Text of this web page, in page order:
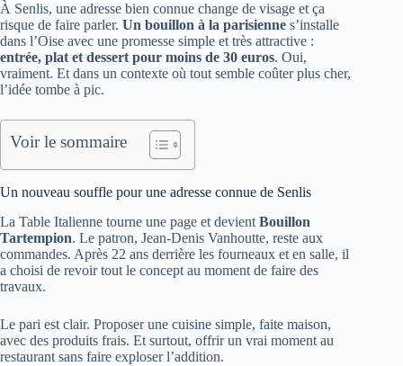
À Senlis, une adresse bien connue change de visage et ça
risque de faire parler. Un bouillon à la parisienne s’installe
dans l’Oise avec une promesse simple et très attractive :
entrée, plat et dessert pour moins de 30 euros. Oui,
vraiment. Et dans un contexte où tout semble coûter plus cher,
l’idée tombe à pic.
Voir le sommaire
Un nouveau souffle pour une adresse connue de Senlis
La Table Italienne tourne une page et devient Bouillon
Tartempion. Le patron, Jean-Denis Vanhoutte, reste aux
commandes. Après 22 ans derrière les fourneaux et en salle, il
a choisi de revoir tout le concept au moment de faire des
travaux.
Le pari est clair. Proposer une cuisine simple, faite maison,
avec des produits frais. Et surtout, offrir un vrai moment au
restaurant sans faire exploser l’addition.